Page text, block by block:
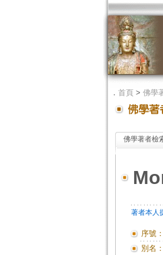
． 首頁> 佛學
佛學著者檢
著者本人
序號：
別名：